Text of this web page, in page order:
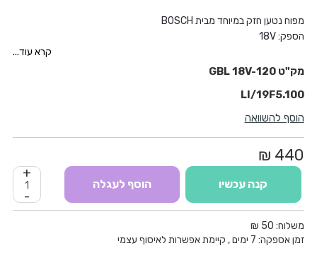
מפוח נטען חזק במיוחד מבית BOSCH
הספק: 18V
ספיקת אוויר: 120 מ"ק לשעה
כולל 4 אביזרים: פיה רגילה, צינור מאריך, פיה לניקוי קדח, וגליל איסוף אבק
משקל: 1.1 ק"ג
רק גוף
קרא עוד...
GBL 18V-120
LI/19F5.100
הוסף להשוואה
440 ₪
-
+
הוסף לעגלה קנה עכשיו
משלוח: 50 ₪
זמן אספקה: 7 ימים , קיימת אפשרות לאיסוף עצמי